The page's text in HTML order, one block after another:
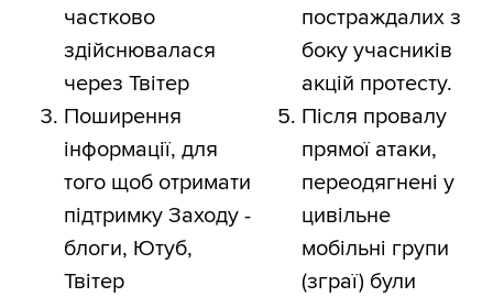
частково
здійснювалася
через Твітер
Поширення
інформації, для
того щоб отримати
підтримку Заходу -
блоги, Ютуб,
Твітер
постраждалих з
боку учасників
акцій протесту.
Після провалу
прямої атаки,
переодягнені у
цивільне
мобільні групи
(зграї) були